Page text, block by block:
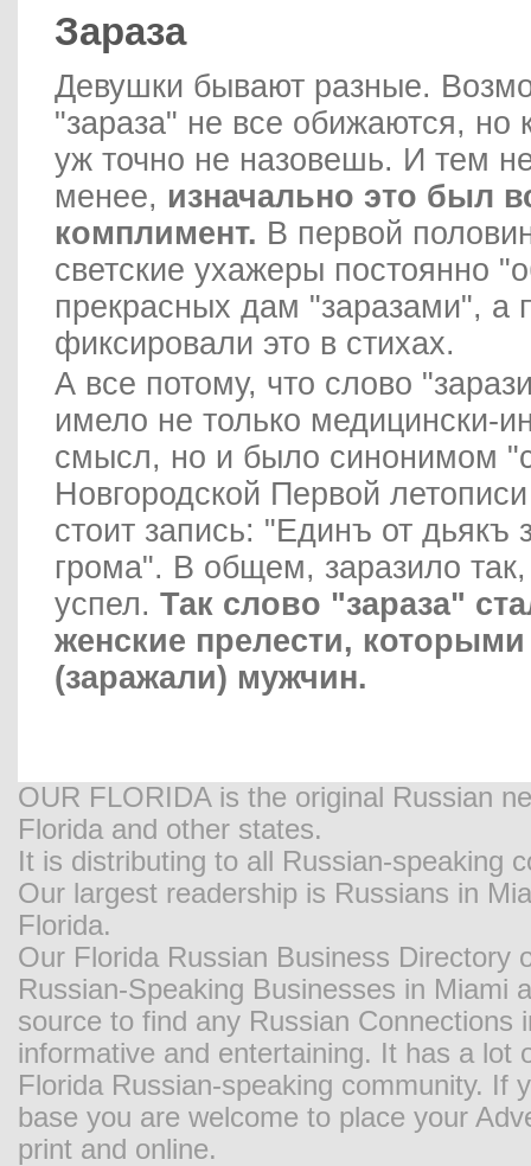
Зараза
Девушки бывают разные.
"зараза" не все обижаются, но
уж точно не назовешь. И тем
менее, изначально это был
комплимент. В первой
светские ухажеры постоянно
прекрасных дам "заразами", а
фиксировали это в стихах.
А все потому, что слово
имело не только медицински-
смысл, но и было синонимом
Новгородской Первой
стоит запись: "Единъ от
грома". В общем, заразило
успел. Так слово "зараза"
женские прелести,
(заражали) мужчин.
OUR FLORIDA is the original Russian
Florida and other states.
It is distributing to all Russian-speaking
Our largest readership is Russians in
Florida.
Our Florida Russian Business Directory
Russian-Speaking Businesses in Miami
source to find any Russian
informative and entertaining. It has a
Florida Russian-speaking community. If
base you are welcome to place your
print and online.